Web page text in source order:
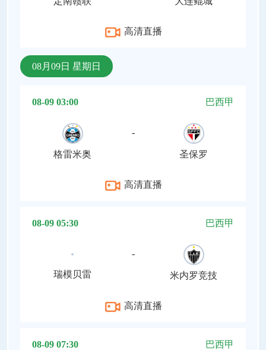
高清直播
08月09日 星期日
08-09 03:00 巴西甲
格雷米奥
-
圣保罗
高清直播
08-09 05:30 巴西甲
瑞模贝雷
-
米内罗竞技
高清直播
08-09 07:30 巴西甲